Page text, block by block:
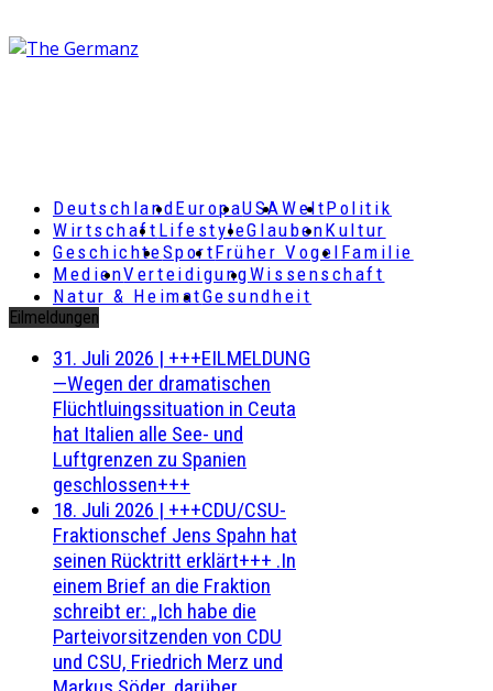
DeutschlandEuropaUSAWeltPolitik
Wirtschaft LifestyleGlaubenKultur
GeschichteSportFrüher Vogel Familie
MedienVerteidigungWissenschaft
Natur & HeimatGesundheit
Eilmeldungen
31. Juli 2026 | +++EILMELDUNG
—Wegen der dramatischen
Flüchtluingssituation in Ceuta
hat Italien alle See- und
Luftgrenzen zu Spanien
geschlossen+++
18. Juli 2026 | +++CDU/CSU-
Fraktionschef Jens Spahn hat
seinen Rücktritt erklärt+++ .In
einem Brief an die Fraktion
schreibt er: „Ich habe die
Parteivorsitzenden von CDU
und CSU, Friedrich Merz und